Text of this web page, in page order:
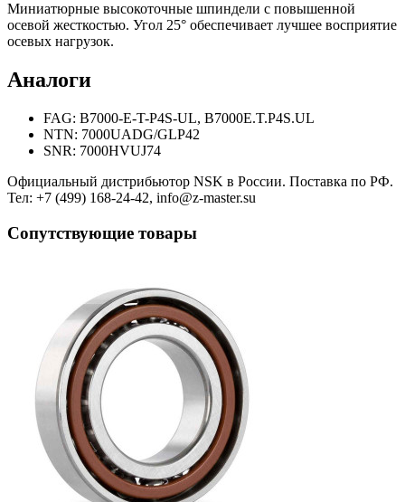
Миниатюрные высокоточные шпиндели с повышенной
осевой жесткостью. Угол 25° обеспечивает лучшее восприятие
осевых нагрузок.
Аналоги
FAG: B7000-E-T-P4S-UL, B7000E.T.P4S.UL
NTN: 7000UADG/GLP42
SNR: 7000HVUJ74
Официальный дистрибьютор NSK в России. Поставка по РФ.
Тел: +7 (499) 168-24-42, info@z-master.su
Сопутствующие товары